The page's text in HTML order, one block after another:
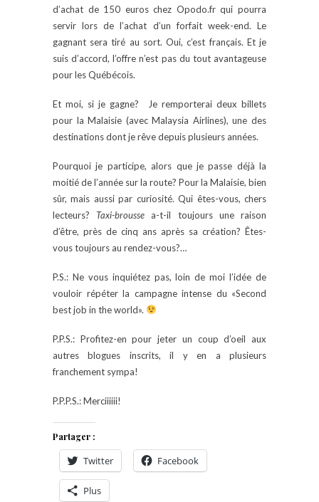
d’achat de 150 euros chez Opodo.fr qui pourra
servir lors de l’achat d’un forfait week-end. Le
gagnant sera tiré au sort. Oui, c’est français. Et je
suis d’accord, l’offre n’est pas du tout avantageuse
pour les Québécois.
Et moi, si je gagne? Je remporterai deux billets
pour la Malaisie (avec Malaysia Airlines), une des
destinations dont je rêve depuis plusieurs années.
Pourquoi je participe, alors que je passe déjà la
moitié de l’année sur la route? Pour la Malaisie, bien
sûr, mais aussi par curiosité. Qui êtes-vous, chers
lecteurs?Taxi-brousse a-t-il toujours une raison
d’être, près de cinq ans après sa création? Êtes-
vous toujours au rendez-vous?…
P.S.: Ne vous inquiétez pas, loin de moi l’idée de
vouloir répéter la campagne intense du «Second
best job in the world».
P.P.S.: Profitez-en pour jeter un coup d’oeil aux
autres blogues inscrits, il y en a plusieurs
franchement sympa!
P.P.P.S.: Merciiiiii!
Partager :
Twitter Facebook
Plus